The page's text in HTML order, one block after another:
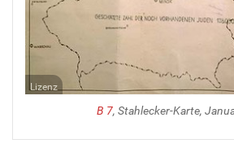
Lizenz
B 7, Stahlecker-Karte,